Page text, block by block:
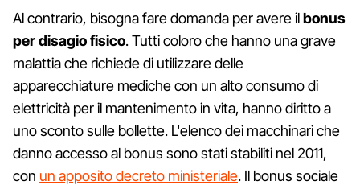
Al contrario, bisogna fare domanda per avere ilbonus
per disagio fisico. Tutti coloro che hanno una grave
malattia che richiede di utilizzare delle
apparecchiature mediche con un alto consumo di
elettricità per il mantenimento in vita, hanno diritto a
uno sconto sulle bollette. L'elenco dei macchinari che
danno accesso al bonus sono stati stabiliti nel 2011,
con un apposito decreto ministeriale. Il bonus sociale